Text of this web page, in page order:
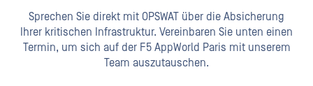
Sprechen Sie direkt mit OPSWAT über die Absicherung
Ihrer kritischen Infrastruktur. Vereinbaren Sie unten einen
Termin, um sich auf der F5 AppWorld Paris mit unserem
Team auszutauschen.